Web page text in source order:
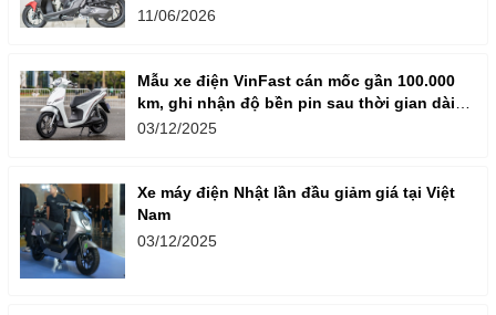
ABS
11/06/2026
Mẫu xe điện VinFast cán mốc gần 100.000
km, ghi nhận độ bền pin sau thời gian dài
vận hành
03/12/2025
Xe máy điện Nhật lần đầu giảm giá tại Việt
Nam
03/12/2025